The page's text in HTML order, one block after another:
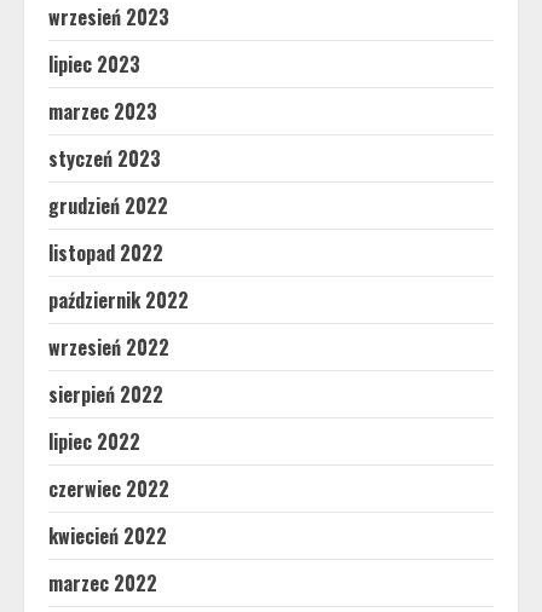
wrzesień 2023
lipiec 2023
marzec 2023
styczeń 2023
grudzień 2022
listopad 2022
październik 2022
wrzesień 2022
sierpień 2022
lipiec 2022
czerwiec 2022
kwiecień 2022
marzec 2022